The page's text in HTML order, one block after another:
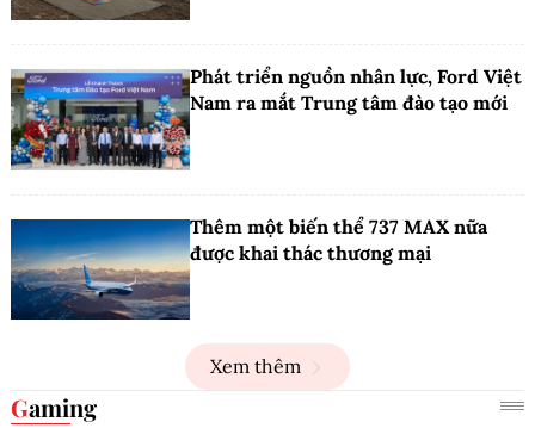
Phát triển nguồn nhân lực, Ford Việt
Nam ra mắt Trung tâm đào tạo mới
Thêm một biến thể 737 MAX nữa
được khai thác thương mại
Xem thêm
Gaming